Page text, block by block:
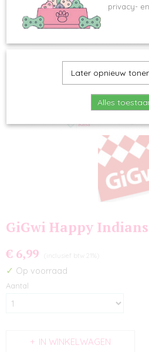
GiGwi Happy
€ 6,99 (inclusief btw 21%)
✓ Op voorraad
Aantal
IN WINKELWAGEN
privacy-
Later opnieuw
Alles